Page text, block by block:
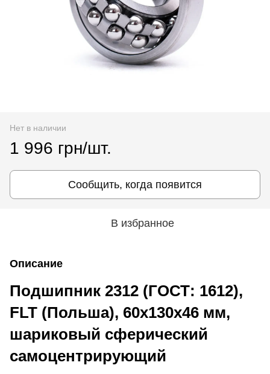
Нет в наличии
1 996 грн/шт.
Сообщить, когда появится
В избранное
Описание
Подшипник 2312 (ГОСТ: 1612),
FLT (Польша), 60х130х46 мм,
шариковый сферический
самоцентрирующий